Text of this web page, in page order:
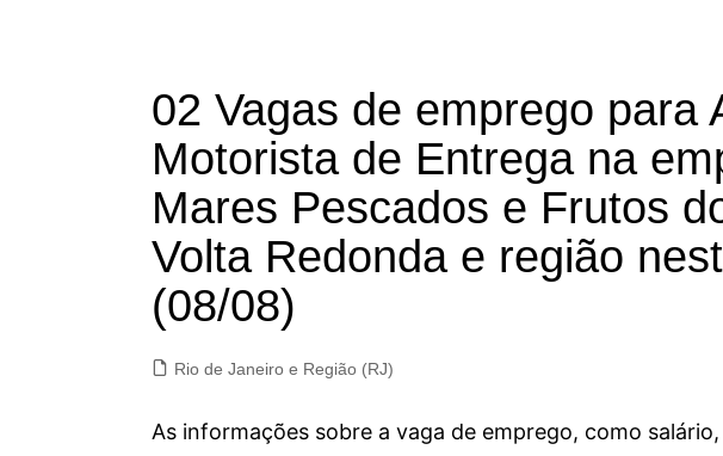
02 Vagas de emprego para
Motorista de Entrega na
Mares Pescados e Frutos
Volta Redonda e região
(08/08)
Rio de Janeiro e Região (RJ)
As informações sobre a vaga de emprego, como